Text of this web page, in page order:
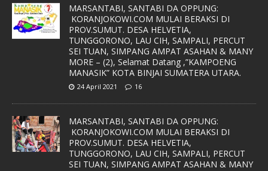
MARSANTABI, SANTABI DA OPPUNG:
KORANJOKOWI.COM MULAI BERAKSI DI
PROV.SUMUT. DESA HELVETIA,
TUNGGORONO, LAU CIH, SAMPALI, PERCUT
SEI TUAN, SIMPANG AMPAT ASAHAN & MANY
MORE – (2), Selamat Datang ,”KAMPOENG
MANASIK” KOTA BINJAI SUMATERA UTARA.
24 April 2021 16
MARSANTABI, SANTABI DA OPPUNG:
KORANJOKOWI.COM MULAI BERAKSI DI
PROV.SUMUT. DESA HELVETIA,
TUNGGORONO, LAU CIH, SAMPALI, PERCUT
SEI TUAN, SIMPANG AMPAT ASAHAN & MANY